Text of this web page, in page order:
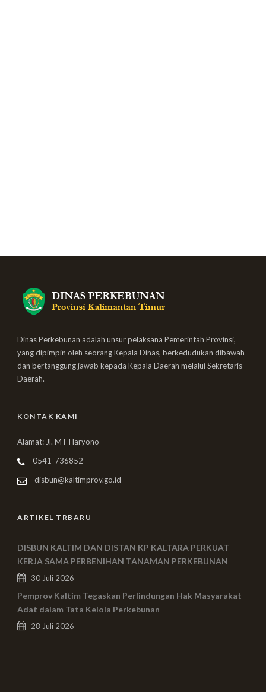
Dinas Perkebunan adalah unsur pelaksana Pemerintah Provinsi,
yang dipimpin oleh seorang Kepala Dinas, berkedudukan dibawah
dan bertanggung jawab kepada Kepala Daerah melalui Sekretaris
Daerah.
KONTAK KAMI
Alamat: Jl. MT Haryono
0541-736852
disbun@kaltimprov.go.id
ARTIKEL TRBARU
DISBUN KALTIM DAN DISTAN KP KALTARA PERKUAT
KERJA SAMA PERBENIHAN TANAMAN PERKEBUNAN
30 Juli 2026
Pemprov Kaltim Tegaskan Perlindungan Hak Masyarakat
Adat dalam Tata Kelola Perkebunan
28 Juli 2026